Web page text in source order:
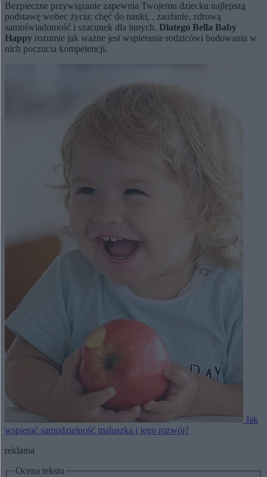
Bezpieczne przywiązanie zapewnia Twojemu dziecku najlepszą
podstawę wobec życia: chęć do nauki, , zaufanie, zdrową
samoświadomość i szacunek dla innych. Dlatego Bella Baby
Happy rozumie jak ważne jest wspieranie rodzicówi budowania w
nich poczucia kompetencji.
Jak
wspierać samodzielność maluszka i jego rozwój?
reklama
Ocena tekstu